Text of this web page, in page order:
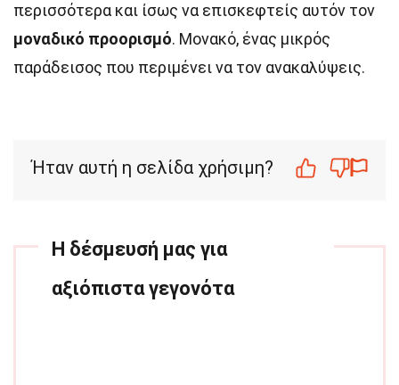
περισσότερα και ίσως να επισκεφτείς αυτόν τον
μοναδικό προορισμό. Μονακό, ένας μικρός
παράδεισος που περιμένει να τον ανακαλύψεις.
Ήταν αυτή η σελίδα χρήσιμη?
Η δέσμευσή μας για
αξιόπιστα γεγονότα